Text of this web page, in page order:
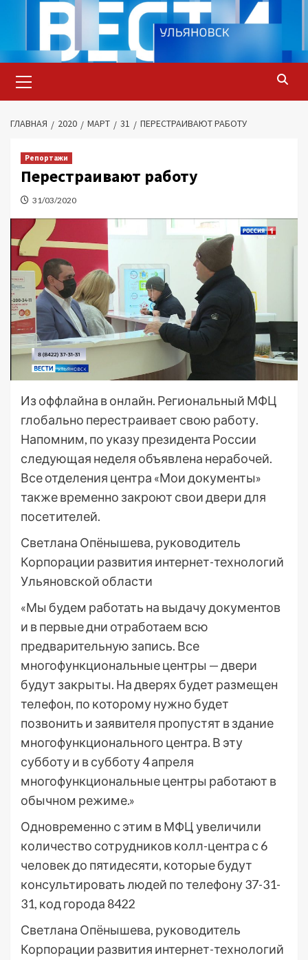
содержимому
меню
ГЛАВНАЯ 2020 МАРТ 31 ПЕРЕСТРАИВАЮТ РАБОТУ
Репортажи
Перестраивают работу
31/03/2020
Из оффлайна в онлайн. Региональный МФЦ
глобально перестраивает свою работу.
Напомним, по указу президента России
следующая неделя объявлена нерабочей.
Все отделения центра «Мои документы»
также временно закроют свои двери для
посетителей.
Светлана Опёнышева, руководитель
Корпорации развития интернет-технологий
Ульяновской области
«Мы будем работать на выдачу документов
и в первые дни отработаем всю
предварительную запись. Все
многофункциональные центры — двери
будут закрыты. На дверях будет размещен
телефон, по которому нужно будет
позвонить и заявителя пропустят в здание
многофункционального центра. В эту
субботу и в субботу 4 апреля
многофункциональные центры работают в
обычном режиме.»
Одновременно с этим в МФЦ увеличили
количество сотрудников колл-центра с 6
человек до пятидесяти, которые будут
консультировать людей по телефону 37-31-
31, код города 8422
Светлана Опёнышева, руководитель
Корпорации развития интернет-технологий